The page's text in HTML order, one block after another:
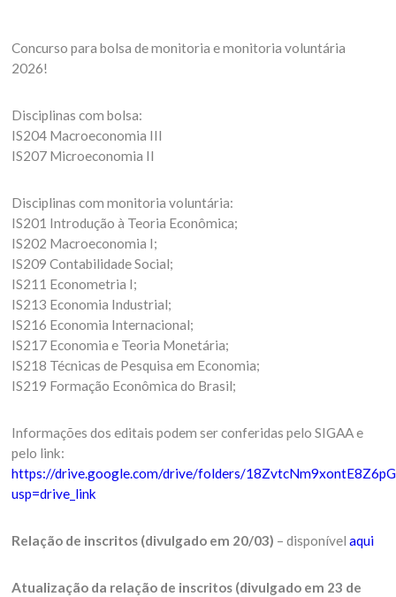
Concurso para bolsa de monitoria e monitoria voluntária
2026!
Disciplinas com bolsa:
IS204 Macroeconomia III
IS207 Microeconomia II
Disciplinas com monitoria voluntária:
IS201 Introdução à Teoria Econômica;
IS202 Macroeconomia I;
IS209 Contabilidade Social;
IS211 Econometria I;
IS213 Economia Industrial;
IS216 Economia Internacional;
IS217 Economia e Teoria Monetária;
IS218 Técnicas de Pesquisa em Economia;
IS219 Formação Econômica do Brasil;
Informações dos editais podem ser conferidas pelo SIGAA e
pelo link:
https://drive.google.com/drive/folders/
usp=drive_link
Relação de inscritos (divulgado em 20/03) – disponívelaqui
Atualização da relação de inscritos (divulgado em 23 de